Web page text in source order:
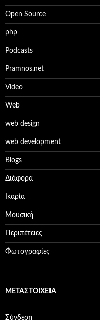
Open Source
php
Podcasts
Pramnos.net
Video
Web
web design
web development
Βlogs
Διάφορα
Ικαρία
Μουσική
Περιπέτειες
Φωτογραφίες
ΜΕΤΑΣΤΟΙΧΕΊΑ
Σύνδεση